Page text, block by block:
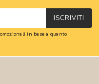
ISCRIVITI
in base a quanto